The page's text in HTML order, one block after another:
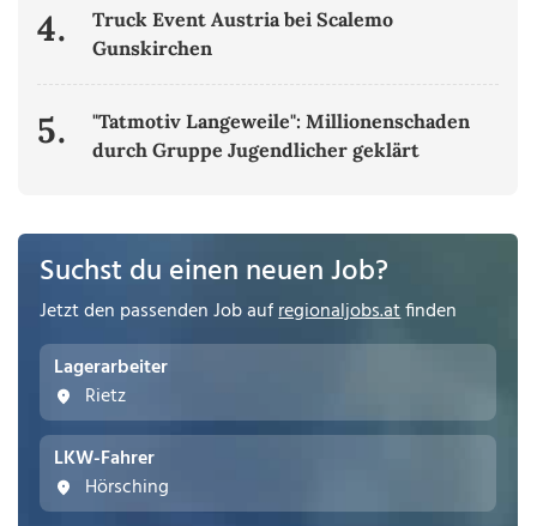
4.
Truck Event Austria bei Scalemo
Gunskirchen
5.
"Tatmotiv Langeweile": Millionenschaden
durch Gruppe Jugendlicher geklärt
Suchst du einen neuen Job?
Jetzt den passenden Job aufregionaljobs.atfinden
Lagerarbeiter
Rietz
LKW-Fahrer
Hörsching